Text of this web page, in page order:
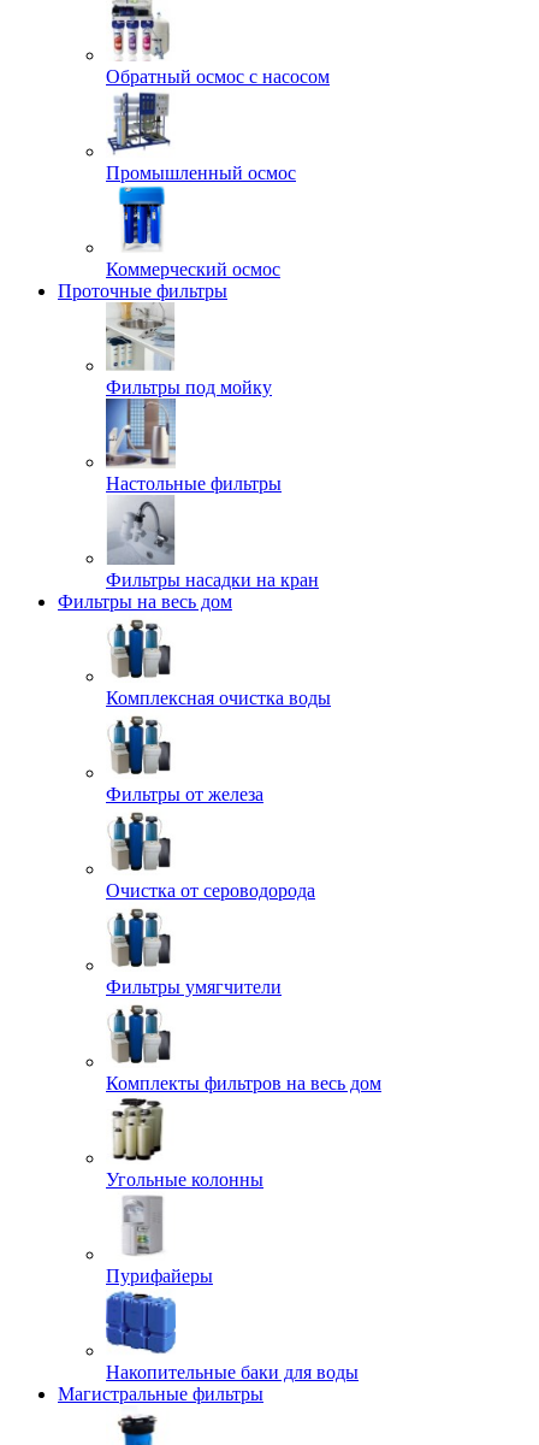
Обратный осмос с насосом
Промышленный осмос
Коммерческий осмос
Проточные фильтры
Фильтры под мойку
Настольные фильтры
Фильтры насадки на кран
Фильтры на весь дом
Комплексная очистка воды
Фильтры от железа
Очистка от сероводорода
Фильтры умягчители
Комплекты фильтров на весь дом
Угольные колонны
Пурифайеры
Накопительные баки для воды
Магистральные фильтры